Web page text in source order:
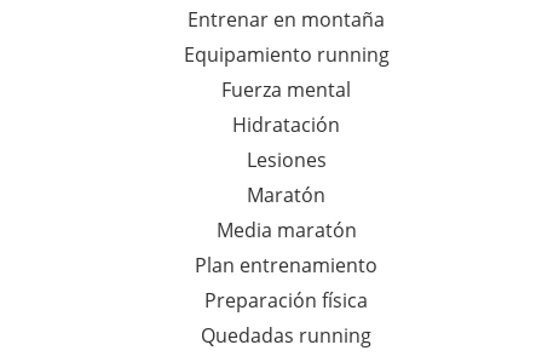
Entrenar en montaña
Equipamiento running
Fuerza mental
Hidratación
Lesiones
Maratón
Media maratón
Plan entrenamiento
Preparación física
Quedadas running